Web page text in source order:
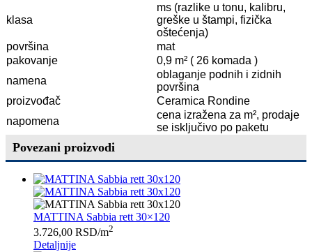
klasa
ms (razlike u tonu, kalibru,
greške u štampi, fizička
oštećenja)
površina
mat
pakovanje
0,9 m² ( 26 komada )
namena
oblaganje podnih i zidnih
površina
proizvođač
Ceramica Rondine
napomena
cena izražena za m², prodaje
se isključivo po paketu
Povezani proizvodi
MATTINA Sabbia rett 30×120
3.726,00 RSD/m2
Detaljnije